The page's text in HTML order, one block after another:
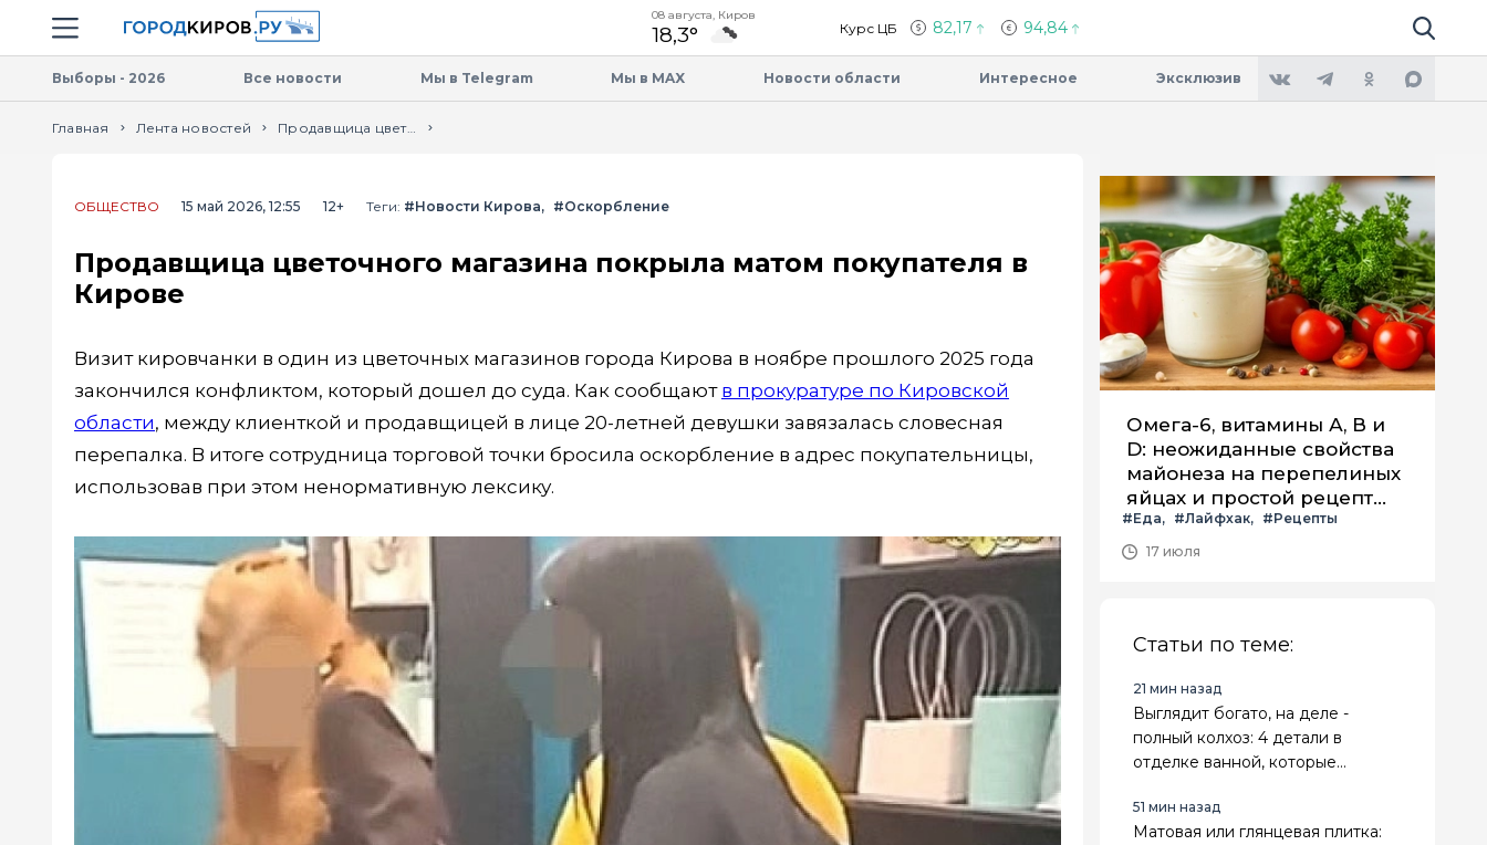
Навигация сайта
08 августа, Киров
18,3° Курс ЦБ 82,17 94,84 Поиск по
Мы используем cookie.Оставаясь на сайте, вы соглашаетесь с тем, что мы обрабатываем ваши
Выборы - 2026 Все новости Мы в Telegram Мы в MAX Новости области Интересное Эксклюзив
Главная Лента новостей Продавщица цветочного магазина покрыла матом покупателя в Кирове
ОБЩЕСТВО 15 май 2026, 12:55 12+ Теги: #Новости Кирова #Оскорбление
Продавщица цветочного магазина покрыла матом покупателя в
Кирове
Визит кировчанки в один из цветочных магазинов города Кирова в ноябре прошлого 2025 года
закончился конфликтом, который дошел до суда. Как сообщают в прокуратуре по Кировской
области, между клиенткой и продавщицей в лице 20-летней девушки завязалась словесная
перепалка. В итоге сотрудница торговой точки бросила оскорбление в адрес покупательницы,
использовав при этом ненормативную лексику.
Омега-6, витамины А, В и
D: неожиданные свойства
майонеза на перепелиных
яйцах и простой рецепт
летнего салата с ним
#Еда #Лайфхак
#Рецепты
17 июля
Статьи по теме:
21 мин назад
Выглядит богато, на деле -
полный колхоз: 4 детали в
отделке ванной, которые
ремонт
51 мин назад
Матовая или глянцевая плитка: